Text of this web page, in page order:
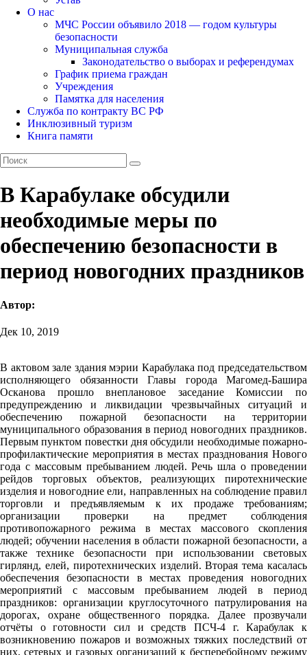
О нас
МЧС России объявило 2018 — годом культуры
безопасности
Муниципальная служба
Законодательство о выборах и референдумах
График приема граждан
Учреждения
Памятка для населения
Служба по контракту ВС РФ
Инклюзивный туризм
Книга памяти
В Карабулаке обсудили
необходимые меры по
обеспечению безопасности в
период новогодних праздников
Автор:
Дек 10, 2019
В актовом зале здания мэрии Карабулака под председательством
исполняющего обязанности Главы города Магомед-Башира
Осканова прошло внеплановое заседание Комиссии по
предупреждению и ликвидации чрезвычайных ситуаций и
обеспечению пожарной безопасности на территории
муниципального образования в период новогодних праздников.
Первым пунктом повестки дня обсудили необходимые пожарно-
профилактические мероприятия в местах празднования Нового
года с массовым пребыванием людей. Речь шла о проведении
рейдов торговых объектов, реализующих пиротехнические
изделия и новогодние ели, направленных на соблюдение правил
торговли и предъявляемым к их продаже требованиям;
организации проверки на предмет соблюдения
противопожарного режима в местах массового скопления
людей; обучении населения в области пожарной безопасности, а
также технике безопасности при использовании световых
гирлянд, елей, пиротехнических изделий. Вторая тема касалась
обеспечения безопасности в местах проведения новогодних
мероприятий с массовым пребыванием людей в период
праздников: организации круглосуточного патрулирования на
дорогах, охране общественного порядка. Далее прозвучали
отчёты о готовности сил и средств ПСЧ-4 г. Карабулак к
возникновению пожаров и возможных тяжких последствий от
них, сетевых и газовых организаций к бесперебойному режиму